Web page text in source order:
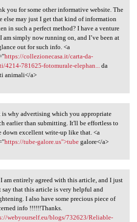
you for some other
you for some other informative website. The
else may just I get that kind of information
in such a perfect method? I have a venture
am simply now running on, and I’ve been at
out for such info. <a
https://collezionecasa.it/carta-da-
4214-781625-fotomurale-elephan...da
animali</a>
why advertising which
is why advertising which you appropriate
earlier than submitting. It'll be effortless to
down excellent write-up like that. <a
https://tube-galore.us">tubegalore</a>
am entirely agreed
I am entirely agreed with this article, and I just
say that this article is very helpful and
I also have some precious piece of
info !!!!!!Thanks.
webyourself.eu/blogs/732623/Reliable-